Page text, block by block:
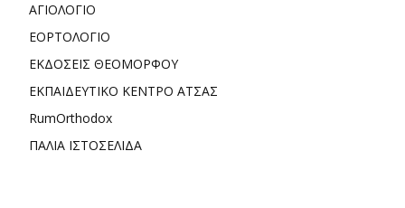
ΑΓΙΟΛΟΓΙΟ
ΕΟΡΤΟΛΟΓΙΟ
ΕΚΔΟΣΕΙΣ ΘΕΟΜΟΡΦΟΥ
ΕΚΠΑΙΔΕΥΤΙΚΟ ΚΕΝΤΡΟ ΑΤΣΑΣ
RumOrthodox
ΠΑΛΙΑ ΙΣΤΟΣΕΛΙΔΑ